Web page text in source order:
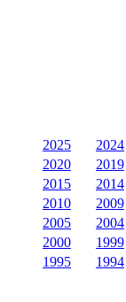
2025
2024
2020
2019
2015
2014
2010
2009
2005
2004
2000
1999
1995
1994